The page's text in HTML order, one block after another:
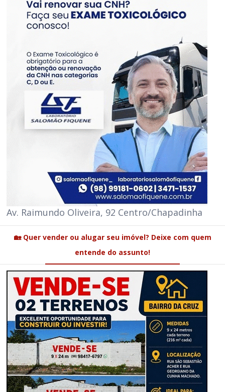
Av. Raimundo Oliveira, 92 Centro/Chapadinha
🏡 Quer vender ou alugar seu imóvel? Deixe com quem
entende do assunto!